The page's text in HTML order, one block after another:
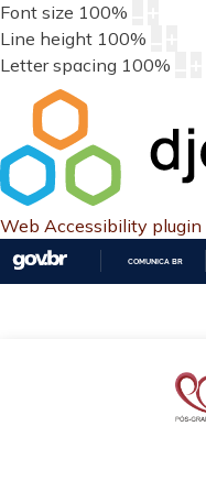
Font size 100%
Line height 100%
Letter spacing 100%
Web Accessibility plugin
COMUNICA BR